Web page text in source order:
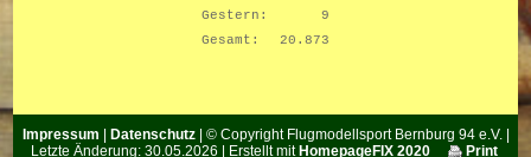
Gestern:
9
Gesamt:
20.873
Impressum Datenschutz| © Copyright Flugmodellsport Bernburg 94 e.V. |
Letzte Änderung: 30.05.2026 | Erstellt mit HomepageFIX 2020 Print